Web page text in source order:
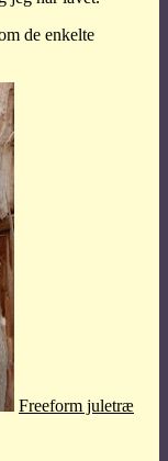
de enkelte
Freeform juletræ